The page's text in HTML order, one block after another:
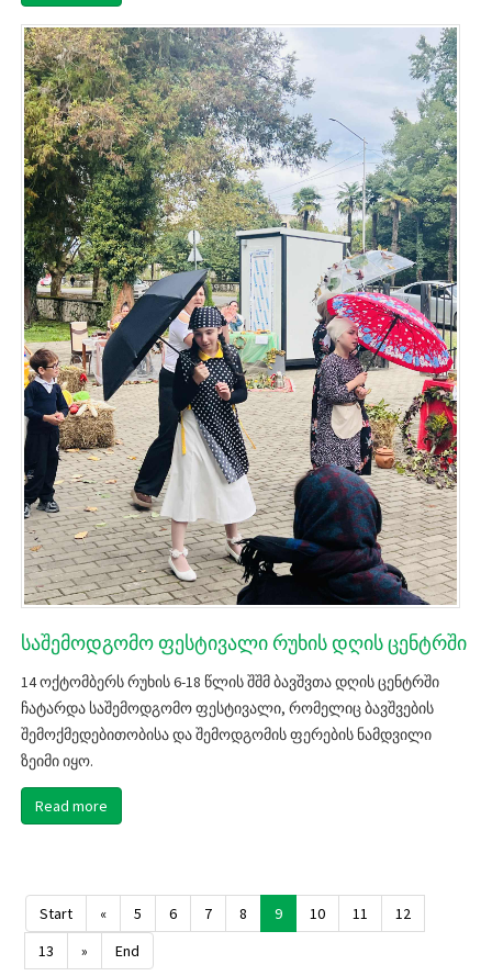
საშემოდგომო ფესტივალი რუხის დღის ცენტრში
14 ოქტომბერს რუხის 6-18 წლის შშმ ბავშვთა დღის ცენტრში
ჩატარდა საშემოდგომო ფესტივალი, რომელიც ბავშვების
შემოქმედებითობისა და შემოდგომის ფერების ნამდვილი
ზეიმი იყო.
Read more
Start « 5 6 7 8 9 10 11
12
13
» End